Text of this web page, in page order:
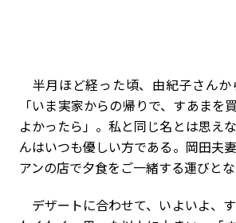
半月ほど経った頃、由紀子さんか
「いま実家からの帰りで、すあまを
よかったら」。私と同じ名とは思え
んはいつも優しい方である。岡田夫
アンの店で夕食をご一緒する運びとな
デザートに合わせて、いよいよ、す